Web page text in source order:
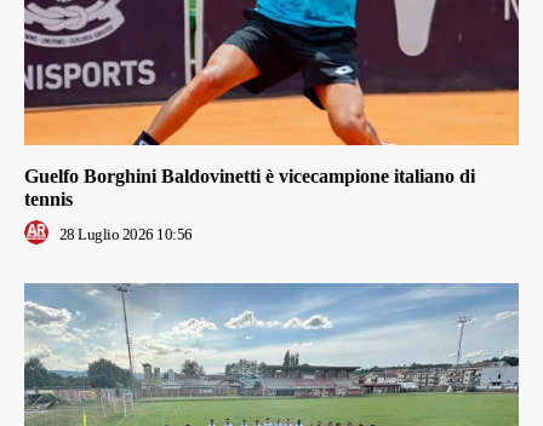
Guelfo Borghini Baldovinetti è vicecampione italiano di
tennis
28 Luglio 2026 10:56